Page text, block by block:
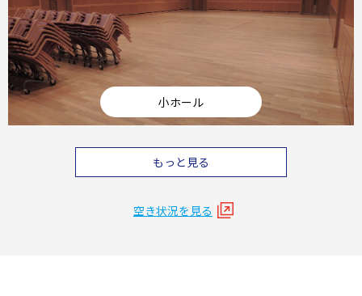
小ホール
もっと見る
空き状況を見る